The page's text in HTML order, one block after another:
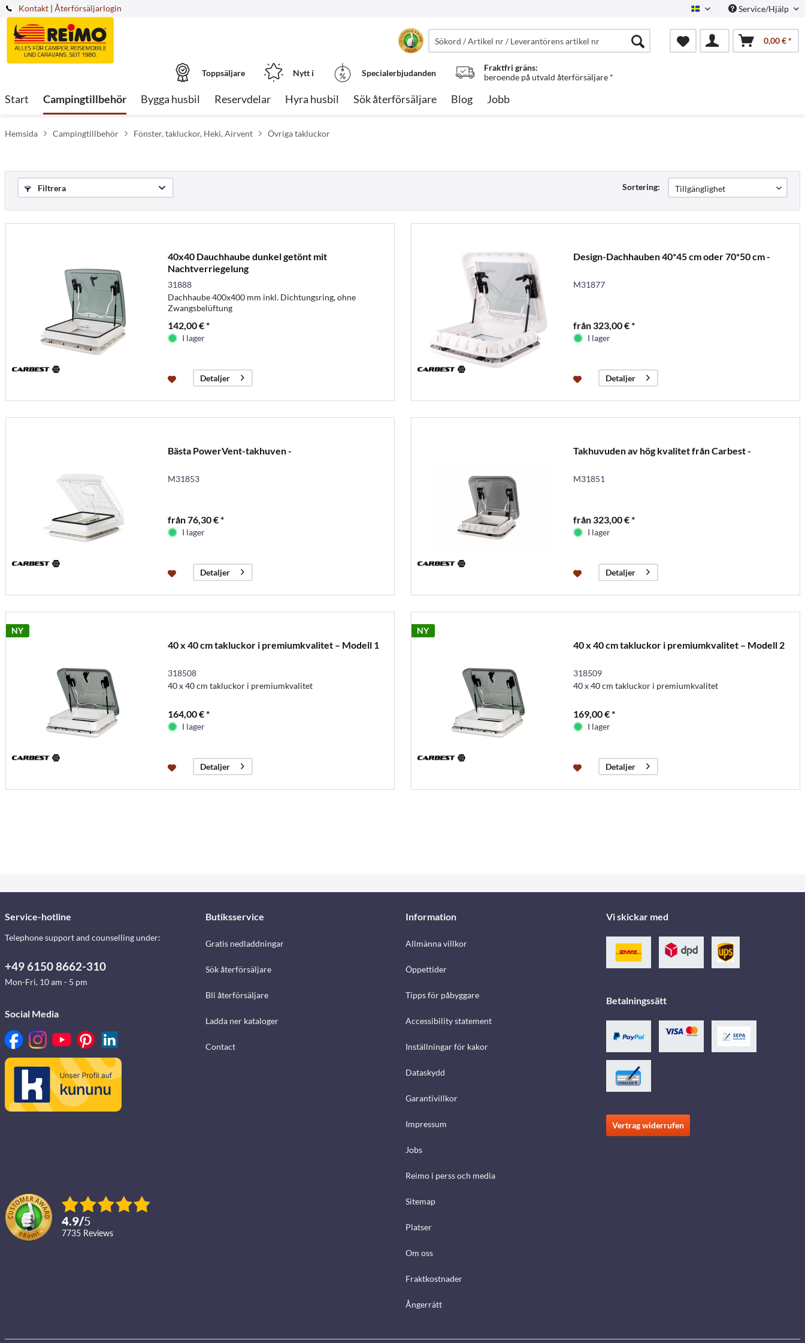
Kontakt Swedish Service/Hjälp
| Återförsäljarlogin
0,00 € *
Toppsäljare Nytt i Specialerbjudanden
Fraktfri gräns:
beroende på utvald återförsäljare *
Start Campingtillbehör Bygga husbil Reservdelar Hyra husbil Sök återförsäljare Blog Jobb
Hemsida Campingtillbehör Fönster, takluckor, Heki, Airvent Övriga takluckor
Filtrera Sortering:
40x40 Dauchhaube dunkel getönt mit
Nachtverriegelung
31888
Dachhaube 400x400 mm inkl. Dichtungsring, ohne
Zwangsbelüftung
142,00 € *
I lager
Detaljer
Design-Dachhauben 40*45 cm oder 70*50 cm -
M31877
från 323,00 € *
I lager
Detaljer
Bästa PowerVent-takhuven -
M31853
från 76,30 € *
I lager
Detaljer
Takhuvuden av hög kvalitet från Carbest -
M31851
från 323,00 € *
I lager
Detaljer
NY
40 x 40 cm takluckor i premiumkvalitet – Modell 1
318508
40 x 40 cm takluckor i premiumkvalitet
164,00 € *
I lager
Detaljer
NY
40 x 40 cm takluckor i premiumkvalitet – Modell 2
318509
40 x 40 cm takluckor i premiumkvalitet
169,00 € *
I lager
Detaljer
Service-hotline
Telephone support and counselling under:
+49 6150 8662-310
Mon-Fri, 10 am - 5 pm
Social Media
4.9/5
7735 reviews
Butiksservice
Gratis nedladdningar
Sök återförsäljare
Bli återförsäljare
Ladda ner kataloger
Contact
Information
Allmänna villkor
Öppettider
Tipps för påbyggare
Accessibility statement
Inställningar för kakor
Dataskydd
Garantivillkor
Impressum
Jobs
Reimo i perss och media
Sitemap
Platser
Om oss
Fraktkostnader
Ångerrätt
Vi skickar med
Betalningssätt
Vertrag widerrufen